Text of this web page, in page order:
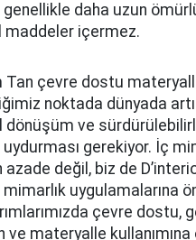
daha uzun
maddeler içermez.
Tan çevre dostu
noktada dünyada
dönüşüm ve
uydurması gerekiyor. İç
değil, biz de
uygulamalarına
çevre dostu,
ve materyalle kullanımına